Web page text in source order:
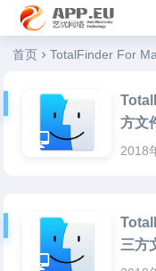
艺优软件乐园
首页 TotalFinder For
方文
2018
三方